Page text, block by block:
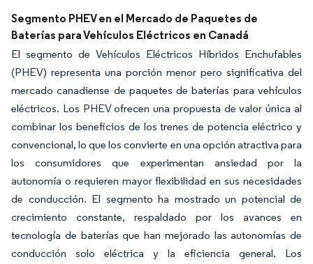
Segmento PHEV en el Mercado de Paquetes de
Baterías para Vehículos Eléctricos en Canadá
El segmento de Vehículos Eléctricos Híbridos Enchufables
(PHEV) representa una porción menor pero significativa del
mercado canadiense de paquetes de baterías para vehículos
eléctricos. Los PHEV ofrecen una propuesta de valor única al
combinar los beneficios de los trenes de potencia eléctrico y
convencional, lo que los convierte en una opción atractiva para
los consumidores que experimentan ansiedad por la
autonomía o requieren mayor flexibilidad en sus necesidades
de conducción. El segmento ha mostrado un potencial de
crecimiento constante, respaldado por los avances en
tecnología de baterías que han mejorado las autonomías de
conducción solo eléctrica y la eficiencia general. Los